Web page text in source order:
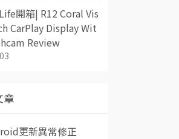
開箱| R12 Coral Vis
CarPlay Display Wit
Review
章
更新異常修正